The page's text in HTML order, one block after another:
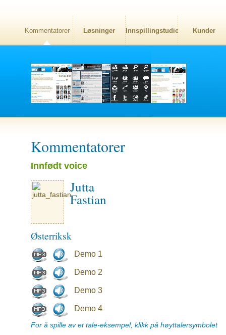
Kommentatorer Løsninger Innspillingstudio Kunder
Kommentatorer
Innfødt voice
Jutta
Fastian
Østerriksk
Demo 1
Demo 2
Demo 3
Demo 4
For å spille av et tale-eksempel, klikk på høyttalersymbolet